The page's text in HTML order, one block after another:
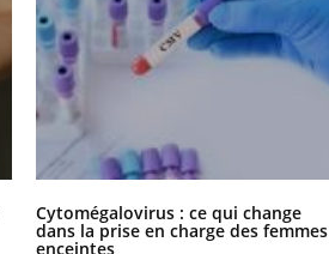
Cytomégalovirus : ce qui change
dans la prise en charge des femmes
enceintes